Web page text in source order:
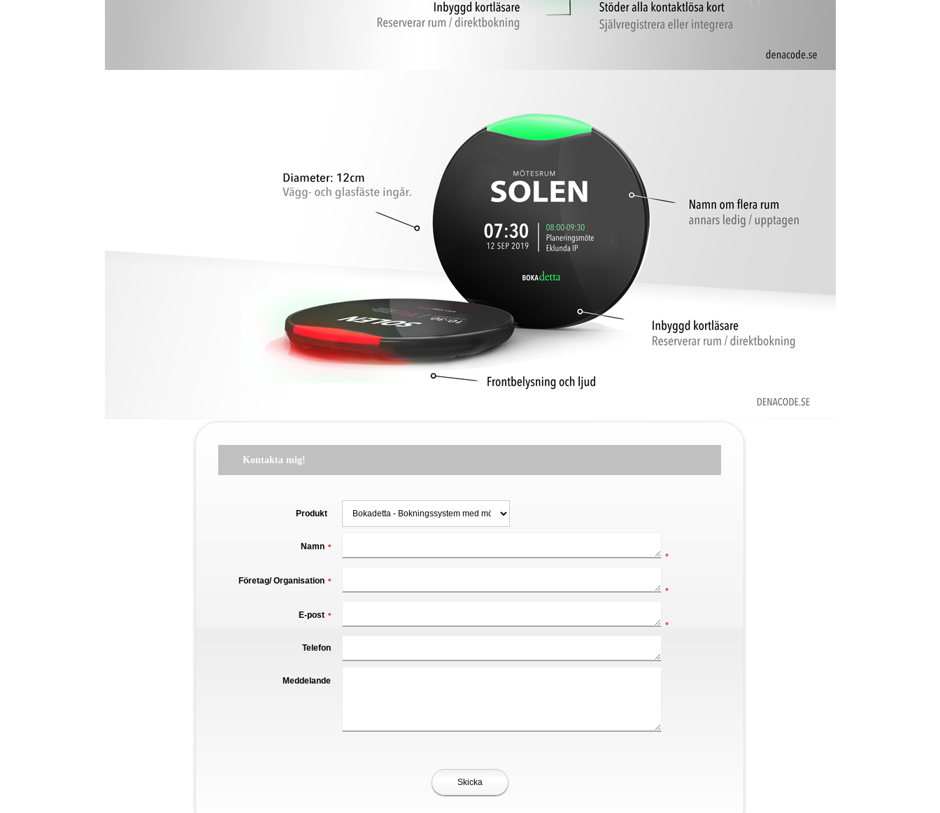
Kontakta mig!
Produkt
Namn *
*
Företag/ Organisation *
*
E-post *
*
Telefon
Meddelande
Skicka